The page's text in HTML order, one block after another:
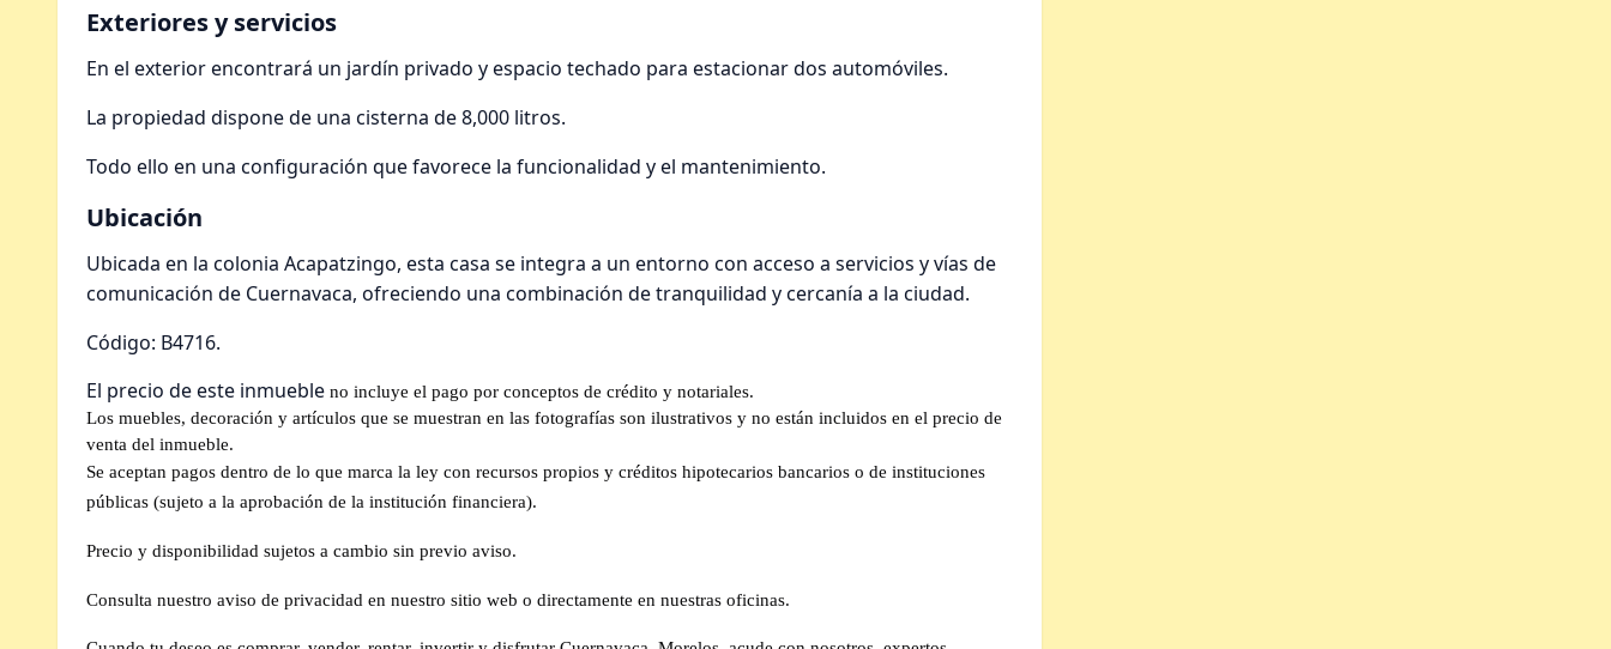
Exteriores y servicios
En el exterior encontrará un jardín privado y espacio techado para estacionar dos automóviles.
La propiedad dispone de una cisterna de 8,000 litros.
Todo ello en una configuración que favorece la funcionalidad y el mantenimiento.
Ubicación
Ubicada en la colonia Acapatzingo, esta casa se integra a un entorno con acceso a servicios y vías de
comunicación de Cuernavaca, ofreciendo una combinación de tranquilidad y cercanía a la ciudad.
Código: B4716.
El precio de este inmueble no incluye el pago por conceptos de crédito y notariales.
Los muebles, decoración y artículos que se muestran en las fotografías son ilustrativos y no están incluidos en el precio de
venta del inmueble.
Se aceptan pagos dentro de lo que marca la ley con recursos propios y créditos hipotecarios bancarios o de instituciones
públicas (sujeto a la aprobación de la institución financiera).
Precio y disponibilidad sujetos a cambio sin previo aviso.
Consulta nuestro aviso de privacidad en nuestro sitio web o directamente en nuestras oficinas.